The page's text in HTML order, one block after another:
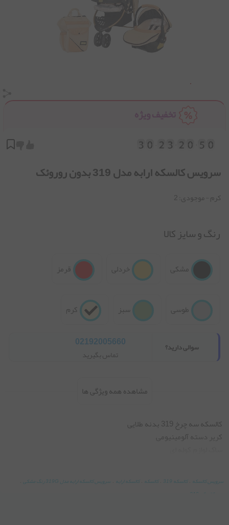
سرویس کالسکه ارابه مدل 319 بدون روروئک
کرم - موجودی: 2
رنگ و سایز کالا
مشکی خردلی قرمز
طوسی سبز کرم
سوالی دارید؟ 02192005660
تماس بگیرید
مشاهده همه ویژگی ها
سرویس کالسکه کالسکه 319 کالسکه کالسکه ارابه سرویس کالسکه ارابه مدل 319G رنگ مشکی
ست کالسکه 319